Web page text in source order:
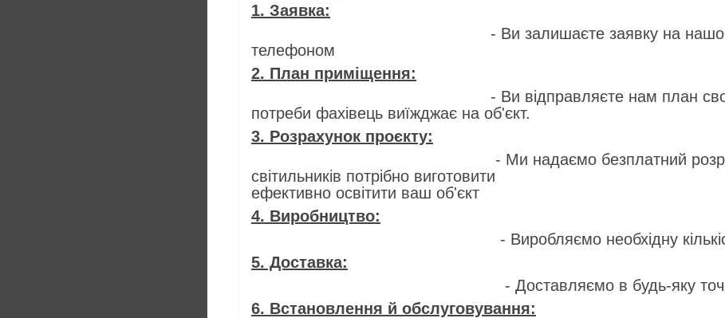
1. Заявка:
- Ви залишаєте заявку на нашому
телефоном
2. План приміщення:
- Ви відправляєте нам план свого
потреби фахівець виїжджає на об'єкт.
3. Розрахунок проєкту:
- Ми надаємо безплатний розрахунок
світильників потрібно
ефективно освітити ваш об'єкт
4. Виробництво:
- Виробляємо необхідну кількість
5. Доставка:
- Доставляємо в будь-яку точку
6. Встановлення й обслуговування: